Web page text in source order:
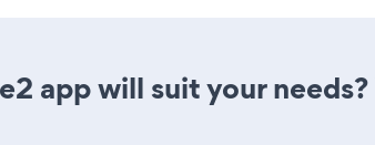
app will suit your